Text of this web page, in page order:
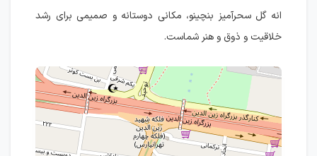
انه گل سحرآمیز بنچینو، مکانی دوستانه و صمیمی برای رشد
خلاقیت و ذوق و هنر شماست.